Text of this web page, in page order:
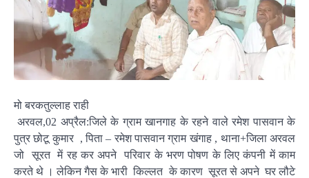
मो बरकतुल्लाह राही
अरवल,02 अप्रैल:जिले के ग्राम खानगाह के रहने वाले रमेश पासवान के
पुत्र छोटू कुमार , पिता – रमेश पासवान ग्राम खंगाह , थाना+जिला अरवल
जो सूरत में रह कर अपने परिवार के भरण पोषण के लिए कंपनी में काम
करते थे । लेकिन गैस के भारी किल्लत के कारण सूरत से अपने घर लौटे